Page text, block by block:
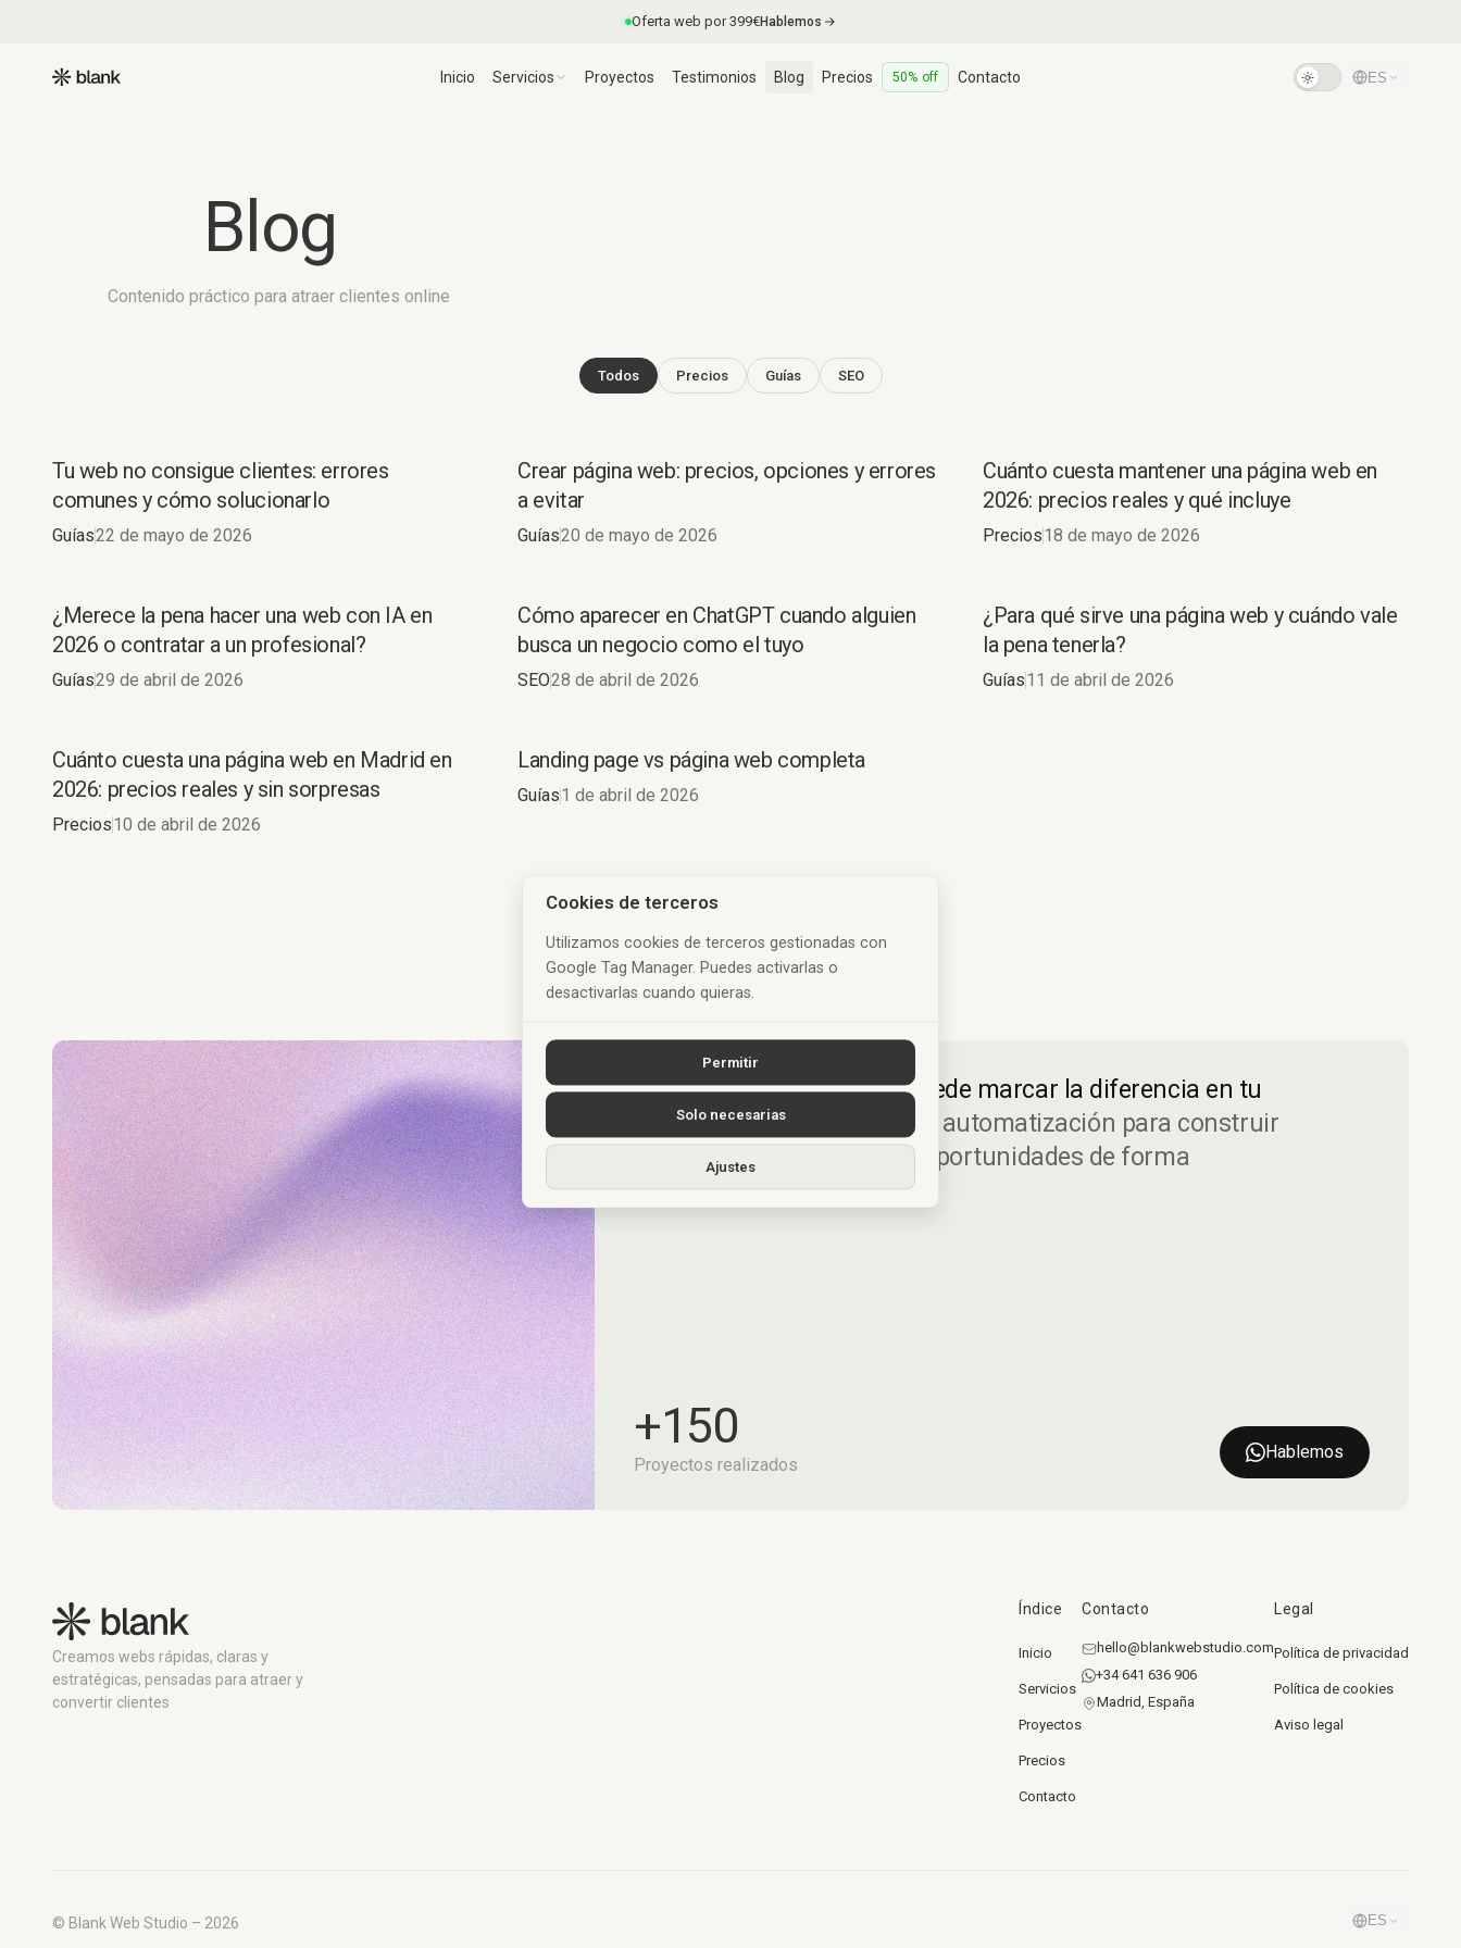
Oferta web por 399€Hablemos
Inicio Servicios Proyectos Testimonios Blog Precios 50% off Contacto ES
Blog
Contenido práctico para atraer clientes online
Todos Precios Guías SEO
Tu web no consigue clientes: errores
comunes y cómo solucionarlo
Guías22 de mayo de 2026
Crear página web: precios, opciones y errores
a evitar
Guías20 de mayo de 2026
Cuánto cuesta mantener una página web en
2026: precios reales y qué incluye
Precios18 de mayo de 2026
¿Merece la pena hacer una web con IA en
2026 o contratar a un profesional?
Guías29 de abril de 2026
Cómo aparecer en ChatGPT cuando alguien
busca un negocio como el tuyo
SEO28 de abril de 2026
¿Para qué sirve una página web y cuándo vale
la pena tenerla?
Guías11 de abril de 2026
Cuánto cuesta una página
web en Madrid en 2026
Cuánto cuesta una página web en Madrid en
2026: precios reales y sin sorpresas
Precios10 de abril de 2026
Landing page vs página
web completa
Landing page vs página web completa
Guías1 de abril de 2026
Una web bien planteada puede marcar la diferencia en tu
negocio. Diseño web, SEO y automatización para construir
una base sólida y generar oportunidades de forma
+150
Proyectos realizados
Hablemos
Creamos webs rápidas, claras y
estratégicas, pensadas para atraer y
convertir clientes
Índice
Inicio
Servicios
Proyectos
Precios
Contacto
Contacto
hello@blankwebstudio.com
+34 641 636 906
Madrid, España
Legal
Política de privacidad
Política de cookies
Aviso legal
© Blank Web Studio – 2026 ES
Cookies de terceros
Utilizamos cookies de terceros gestionadas con
Google Tag Manager. Puedes activarlas o
desactivarlas cuando quieras.
Permitir
Solo necesarias
Ajustes